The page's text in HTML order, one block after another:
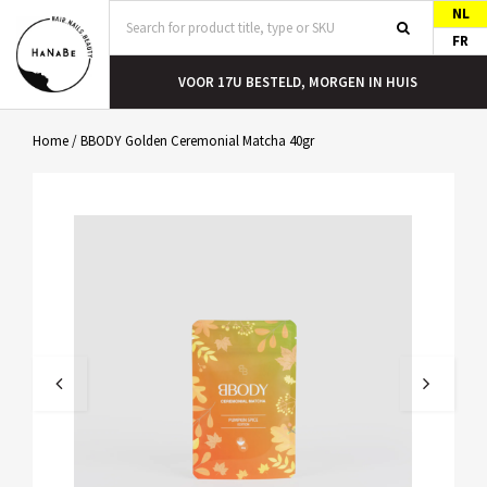
NL
FR
IN HUIS GRATIS VERZENDING VANAF €40
Home/BBODY Golden Ceremonial Matcha 40gr